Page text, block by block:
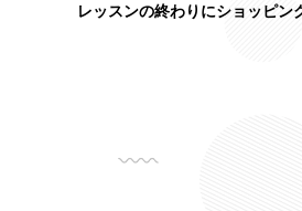
レッスンの終わりにショッピン